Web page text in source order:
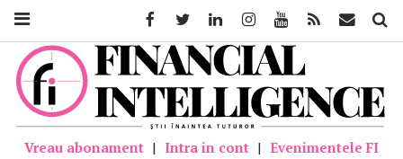
Vreau abonament | Intra in cont | Evenimentele FI
FacebookTwitter LinkedinInstagramYoutube Feed Mail